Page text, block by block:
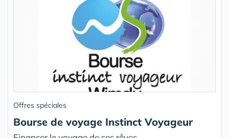
Offres spéciales
Bourse de voyage Instinct Voyageur